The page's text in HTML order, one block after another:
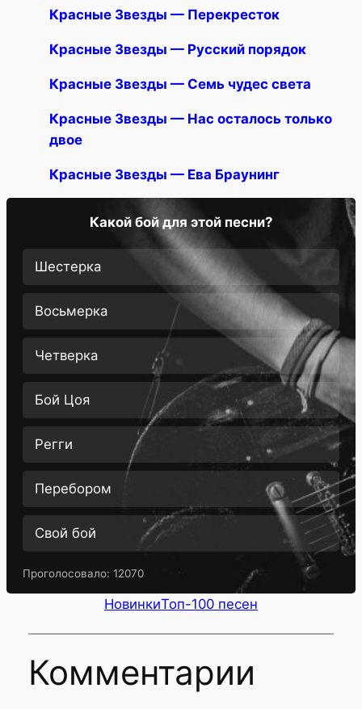
Красные Звезды — Перекресток
Красные Звезды — Рyсский поpядок
Красные Звезды — Семь чудес света
Красные Звезды — Нас осталось только
двое
Красные Звезды — Ева Браунинг
Какой бой для этой песни?
Шестерка
Восьмерка
Четверка
Бой Цоя
Регги
Перебором
Свой бой
Проголосовало: 12070
НовинкиТоп-100 песен
Комментарии